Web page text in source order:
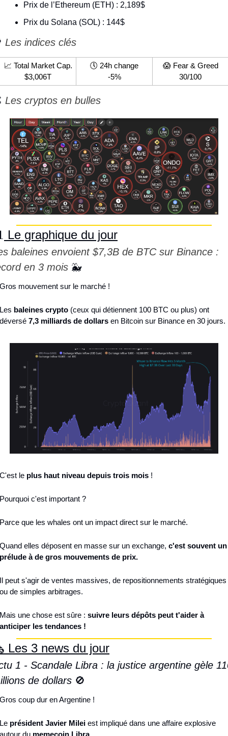
Prix de l’Ethereum (ETH) : 2,189$
Prix du Solana (SOL) : 144$
Les indices clés
📈 Total Market Cap.
$3,006T
🕔 24h change
-5%
😱 Fear & Greed
30/100
Les cryptos en bulles
Le graphique du jour
baleines envoient $7,3B de BTC sur Binance :
en 3 mois 🐳
Gros mouvement sur le marché !
Les baleines crypto (ceux qui détiennent 100 BTC ou plus) ont
déversé 7,3 milliards de dollars en Bitcoin sur Binance en 30 jours.
C'est le plus haut niveau depuis trois mois !
Pourquoi c'est important ?
Parce que les whales ont un impact direct sur le marché.
Quand elles déposent en masse sur un exchange, c'est souvent un
prélude à de gros mouvements de prix.
Il peut s'agir de ventes massives, de repositionnements stratégiques
ou de simples arbitrages.
Mais une chose est sûre : suivre leurs dépôts peut t'aider à
anticiper les tendances !
3 news du jour
1 - Scandale Libra : la justice argentine gèle
de dollars 🚫
Gros coup dur en Argentine !
Le président Javier Milei est impliqué dans une affaire explosive